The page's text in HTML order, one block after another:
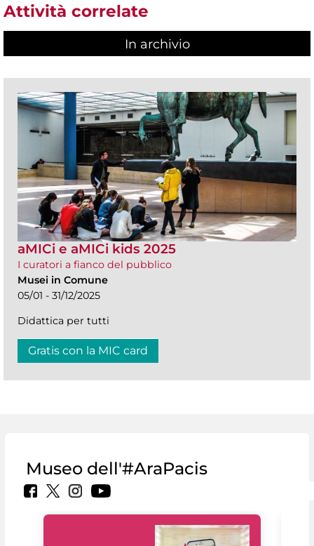
Attività correlate
In archivio
aMICi e aMICi kids 2025
I curatori a fianco del pubblico
Musei in Comune
05/01 - 31/12/2025
Didattica per tutti
Gratis con la MIC card
Museo dell'#AraPacis